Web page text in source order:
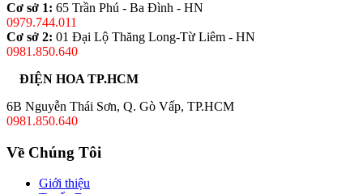
Cơ sở 1: 65 Trần Phú - Ba Đình - HN
0979.744.011
Cơ sở 2: 01 Đại Lộ Thăng Long-Từ Liêm - HN
0981.850.640
ĐIỆN HOA TP.HCM
6B Nguyễn Thái Sơn, Q. Gò Vấp, TP.HCM
0981.850.640
Về Chúng Tôi
Giới thiệu